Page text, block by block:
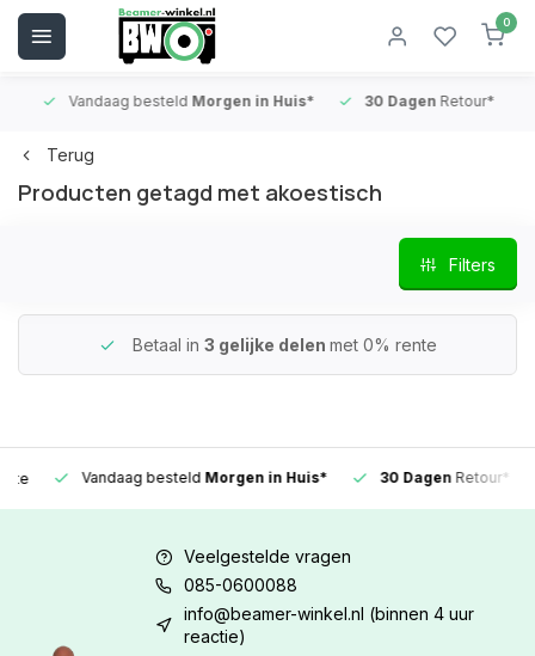
0
Vandaag besteldMorgen in Huis* 30 DagenRetour*
Terug
Producten getagd met akoestisch
Filters
Betaal in 3 gelijke delen met 0% rente
Vandaag besteldMorgen in Huis* 30 DagenRetour*
Veelgestelde vragen
085-0600088
info@beamer-winkel.nl (binnen 4 uur
reactie)